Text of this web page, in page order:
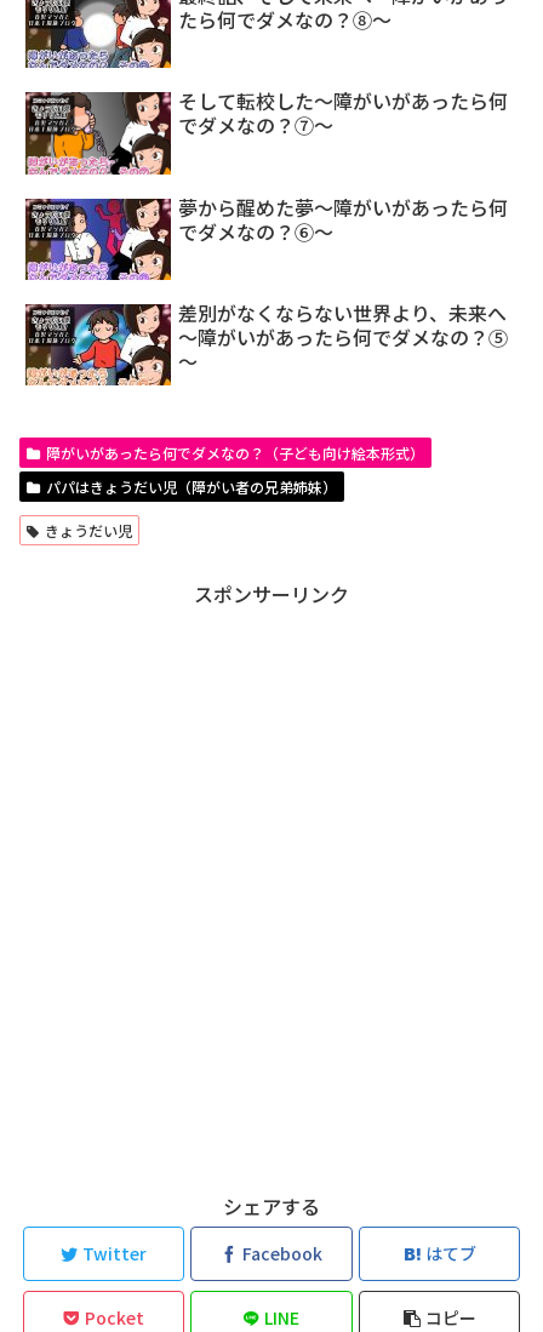
たら何でダメなの？⑧～
そして転校した～障がいがあったら何
でダメなの？⑦～
夢から醒めた夢～障がいがあったら何
でダメなの？⑥～
差別がなくならない世界より、未来へ
～障がいがあったら何でダメなの？⑤
～
障がいがあったら何でダメなの？（子ども向け絵本形式）
パパはきょうだい児（障がい者の兄弟姉妹）
きょうだい児
スポンサーリンク
シェアする
Twitter Facebook はてブ
Pocket LINE コピー